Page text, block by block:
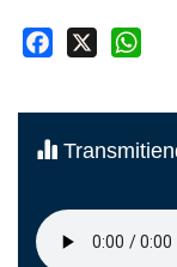
Facebook